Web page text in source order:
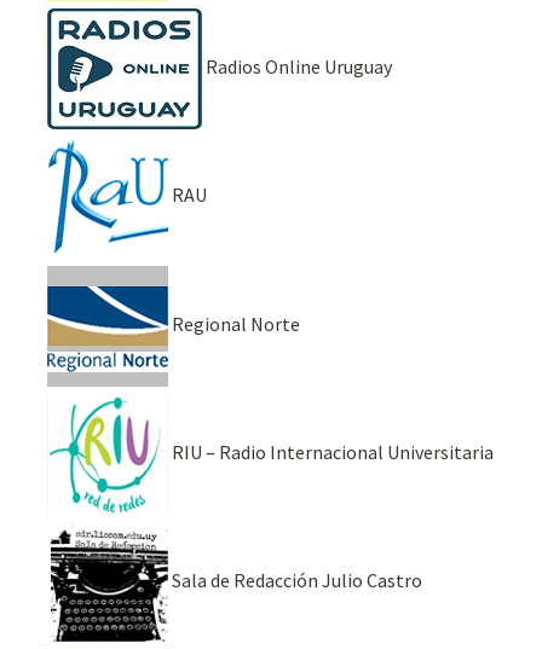
Radios Online Uruguay
RAU
Regional Norte
RIU – Radio Internacional Universitaria
Sala de Redacción Julio Castro